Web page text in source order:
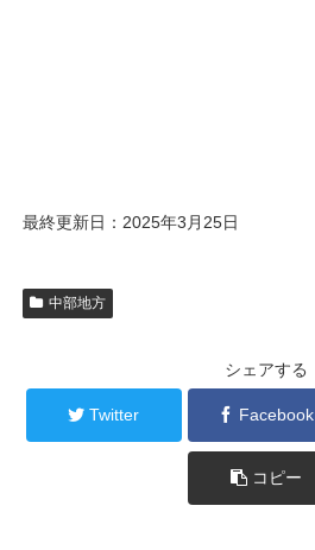
最終更新日：2025年3月25日
中部地方
シェアする
Twitter Facebook
コピー